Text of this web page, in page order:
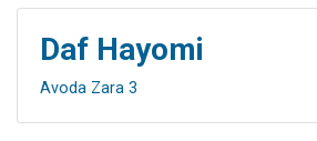
Daf Hayomi
Avoda Zara 3